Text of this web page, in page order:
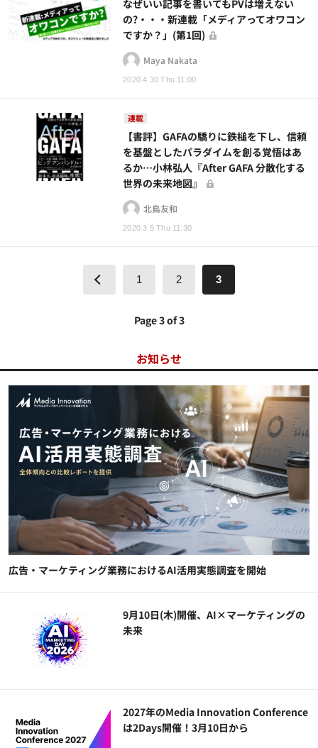
2020.4.30 Thu 11:00
なぜいい記事を書いてもPVは増えない
の?・・・新連載「メディアってオワコン
ですか？」(第1回)
Maya Nakata
連載
2020.3.5 Thu 11:30
【書評】GAFAの驕りに鉄槌を下し、信頼
を基盤としたパラダイムを創る覚悟はあ
るか…小林弘人『After GAFA 分散化する
世界の未来地図』
北島友和
1 2 3
Page 3 of 3
お知らせ
広告・マーケティング業務におけるAI活用実態調査を開始
9月10日(木)開催、AI×マーケティングの
未来
2027年のMedia Innovation Conference
は2Days開催！3月10日から